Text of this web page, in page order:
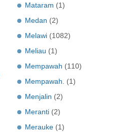
Mataram (1)
Medan (2)
Melawi (1082)
Meliau (1)
Mempawah (110)
Mempawah.
(1)
Menjalin (2)
Meranti (2)
Merauke (1)